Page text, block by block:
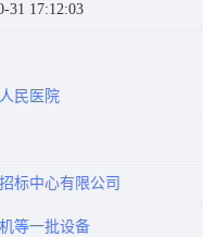
31 17:12:03
民医院
标中心有限公司
等一批设备